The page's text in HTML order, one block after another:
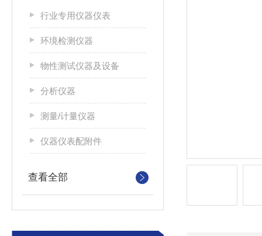
行业专用仪器仪表
环境检测仪器
物性测试仪器及设备
分析仪器
测量/计量仪器
仪器仪表配附件
查看全部